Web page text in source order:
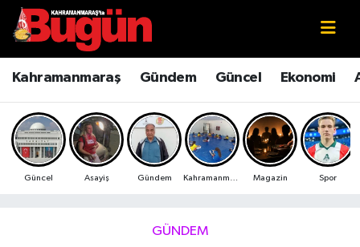
Kahramanmaraş Gündem Güncel Ekonomi
Güncel Asayiş Gündem Magazin Spor
GÜNDEM
Kahramanmaraş
Kahramanmaraş Sokak Röportajları
Bilim ve Teknoloji
Çevre
Kahramanmaraş Nöbetçi Eczaneler
Kahramanmaraş Hava Durumu
Kahramanmaraş Namaz Vakitleri
Kahramanmaraş Trafik Yoğunluk Haritası
Süper Lig Puan Durumu ve Fikstür